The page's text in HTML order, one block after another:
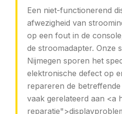
Een niet-functionerend
afwezigheid van
op een fout in de
de stroomadapter. Onze
Nijmegen sporen het
elektronische defect op
repareren de
vaak gerelateerd aan <a